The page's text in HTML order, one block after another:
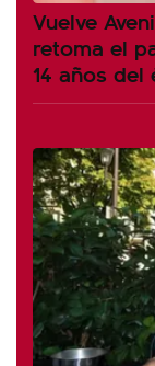
Vuelve
retoma el
14 años del